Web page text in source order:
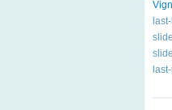
slide